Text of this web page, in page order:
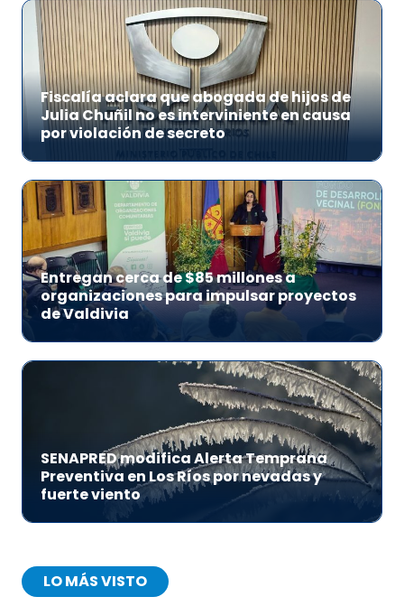
Fiscalía aclara que abogada de hijos de
Julia Chuñil no es interviniente en causa
por violación de secreto
Entregan cerca de $85 millones a
organizaciones para impulsar proyectos
de Valdivia
SENAPRED modifica Alerta Temprana
Preventiva en Los Ríos por nevadas y
fuerte viento
LO MÁS VISTO